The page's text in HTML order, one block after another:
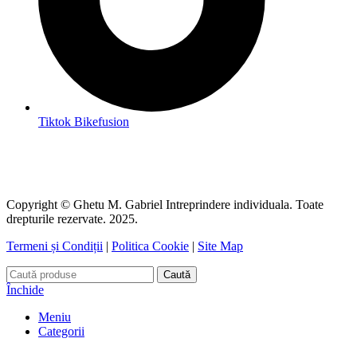
Tiktok Bikefusion
Copyright © Ghetu M. Gabriel Intreprindere individuala. Toate
drepturile rezervate. 2025.
Termeni și Condiții | Politica Cookie | Site Map
Caută
Închide
Meniu
Categorii